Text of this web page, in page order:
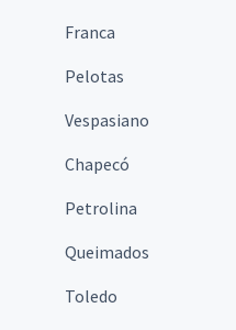
Franca
Pelotas
Vespasiano
Chapecó
Petrolina
Queimados
Toledo